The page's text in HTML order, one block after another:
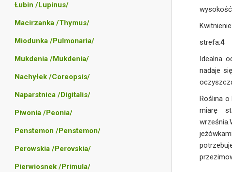
Łubin /Lupinus/
Macirzanka /Thymus/
Miodunka /Pulmonaria/
Mukdenia /Mukdenia/
Nachyłek /Coreopsis/
Naparstnica /Digitalis/
Piwonia /Peonia/
Penstemon /Penstemon/
Perowskia /Perovskia/
Pierwiosnek /Primula/
Kwitnienie:
strefa:4
Idealna
nadaje
Roślina
miarę